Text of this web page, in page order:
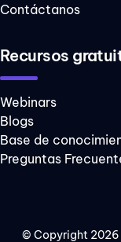
Contáctanos
Recursos
Webinars
Blogs
Base de
Preguntas
© Copyright 2026